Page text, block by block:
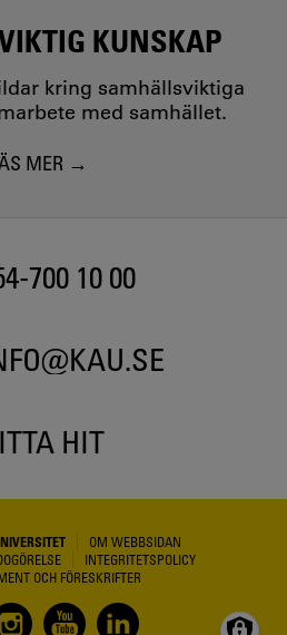
KUNSKAP
kring samhällsviktiga
med samhället.
MER
700 10 00
HIT
OM WEBBSIDAN
INTEGRITETSPOLICY
OCH FÖRESKRIFTER